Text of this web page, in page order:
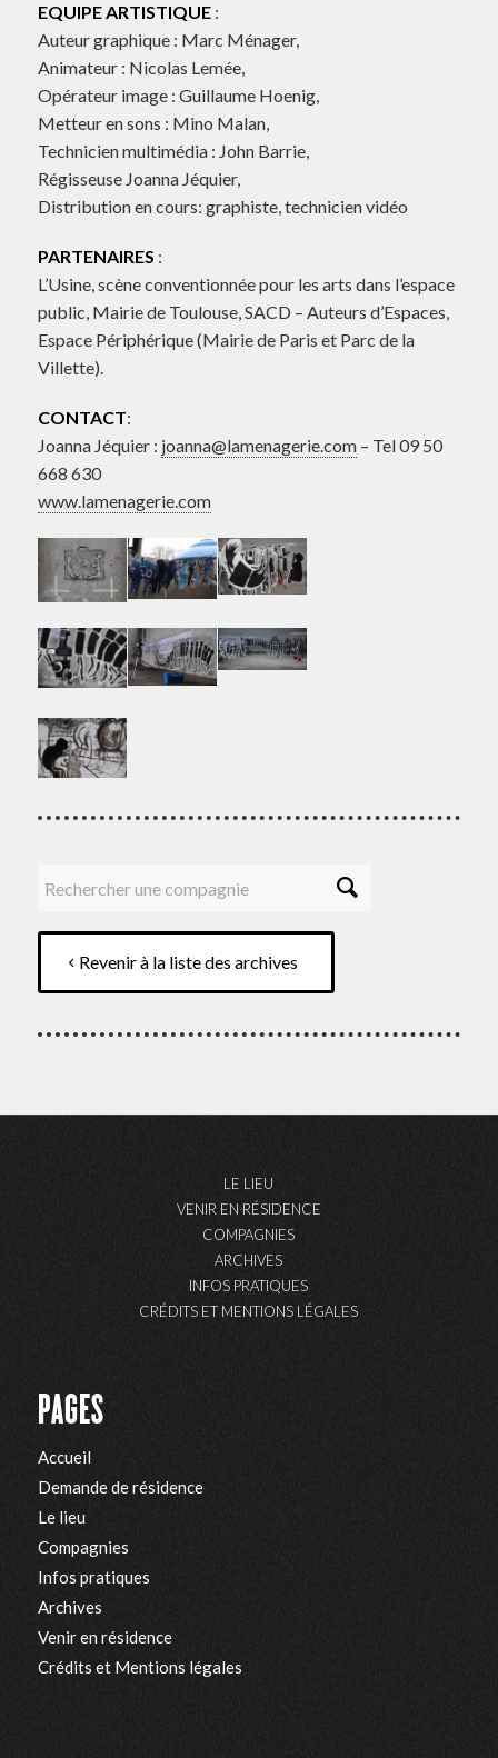
EQUIPE ARTISTIQUE:
Auteur graphique : Marc Ménager,
Animateur : Nicolas Lemée,
Opérateur image : Guillaume Hoenig,
Metteur en sons : Mino Malan,
Technicien multimédia : John Barrie,
Régisseuse Joanna Jéquier,
Distribution en cours: graphiste, technicien vidéo
PARTENAIRES :
L’Usine, scène conventionnée pour les arts dans l’espace
public, Mairie de Toulouse, SACD – Auteurs d’Espaces,
Espace Périphérique (Mairie de Paris et Parc de la
Villette).
CONTACT:
Joanna Jéquier : joanna@lamenagerie.com– Tel 09 50
668 630
www.lamenagerie.com
Revenir à la liste des archives
LE LIEU
VENIR EN RÉSIDENCE
COMPAGNIES
ARCHIVES
INFOS PRATIQUES
CRÉDITS ET MENTIONS LÉGALES
PAGES
Accueil
Demande de résidence
Le lieu
Compagnies
Infos pratiques
Archives
Venir en résidence
Crédits et Mentions légales